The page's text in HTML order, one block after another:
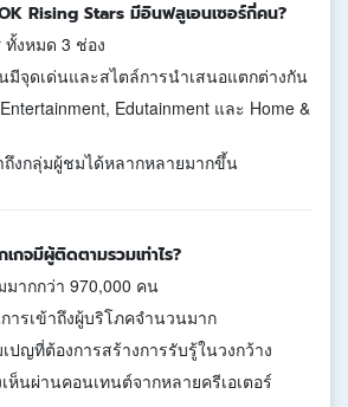
Rising Stars มีอินฟลูเอนเซอร์กี่คน?
ทั้งหมด 3 ช่อง
มีจุดเด่นและสไตล์การนำเสนอแตกต่างกัน
Edutainment และ Home &
งกลุ่มผู้ชมได้หลากหลายมากขึ้น
กจมีผู้ติดตามรวมเท่าไร?
ากกว่า 970,000 คน
ารเข้าถึงผู้บริโภคจำนวนมาก
ปญที่ต้องการสร้างการรับรู้ในวงกว้าง
ห็นผ่านคอนเทนต์จากหลายครีเอเตอร์